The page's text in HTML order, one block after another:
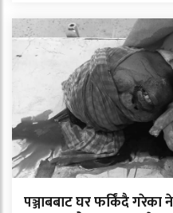
पञ्जाबबाट घर फर्किंदै गरेका